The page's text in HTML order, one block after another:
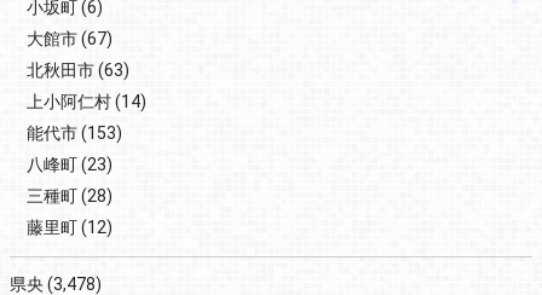
小坂町(6)
大館市(67)
北秋田市(63)
上小阿仁村(14)
能代市(153)
八峰町(23)
三種町(28)
藤里町(12)
県央(3,478)